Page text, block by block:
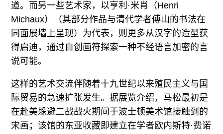
道。而另一些艺术家，以亨利·米肖（Henri
Michaux）（其部分作品与清代学者傅山的书法在
同面展墙上呈现）为代表，则更多从汉字的造型获
得启迪，通过自创画符探索一种不经语言加密的言
说可能。
这样的艺术交流伴随着十九世纪以来殖民主义与国
际贸易的急速扩张发生。据展览介绍，马松最初是
在赴美躲避二战战火期间于波士顿美术馆接触到的
宋画；该馆的东亚收藏即建立在学者欧内斯特·费诺